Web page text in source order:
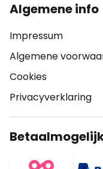
Algemene info
Impressum
Algemene
Cookies
Privacyverklaring